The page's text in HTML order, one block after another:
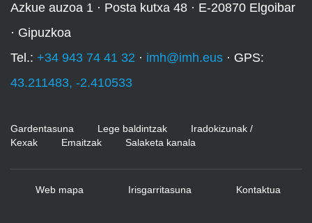
Azkue auzoa 1 · Posta kutxa 48 · E-20870 Elgoibar
· Gipuzkoa
Tel.: +34 943 74 41 32 · imh@imh.eus · GPS:
43.211483, -2.410533
Gardentasuna Lege baldintzak
Iradokizunak /
Kexak
Emaitzak Salaketa kanala
Web mapa Irisgarritasuna Kontaktua